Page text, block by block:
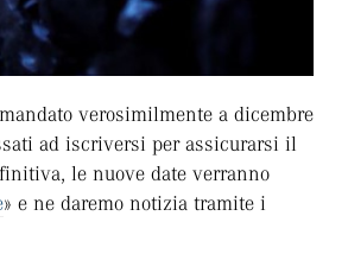
verosimilmente a dicembre
ad iscriversi per assicurarsi il
le nuove date verranno
» e ne daremo notizia tramite i